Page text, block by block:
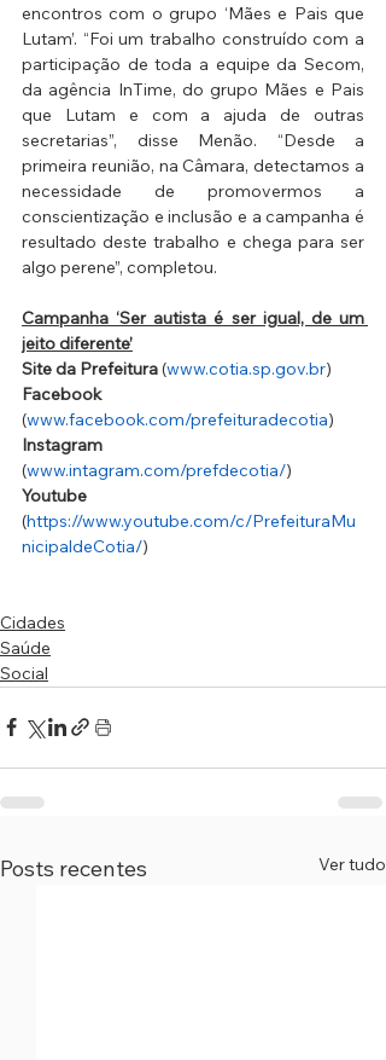
encontros com o grupo ‘Mães e Pais que
Lutam’. “Foi um trabalho construído com a
participação de toda a equipe da Secom,
da agência InTime, do grupo Mães e Pais
que Lutam e com a ajuda de outras
secretarias”, disse Menão. “Desde a
primeira reunião, na Câmara, detectamos a
necessidade de promovermos a
conscientização e inclusão e a campanha é
resultado deste trabalho e chega para ser
algo perene”, completou.
Campanha ‘Ser autista é ser igual, de um
jeito diferente’
Site da Prefeitura (www.cotia.sp.gov.br)
Facebook
(www.facebook.com/prefeituradecotia)
(www.intagram.com/prefdecotia/)
Youtube
(https://www.youtube.com/c/PrefeituraMu
nicipaldeCotia/)
Cidades
Saúde
Social
Posts recentes Ver tudo